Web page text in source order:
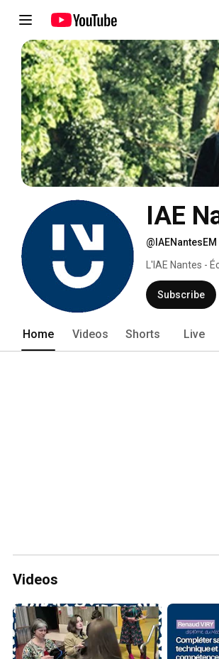
IAE
@IAENantesEM
L'IAE Nantes -
formation
Les périodes
de groupe, les
expériences
ailleurs, la
Subscribe
Home Videos Shorts Live
Videos